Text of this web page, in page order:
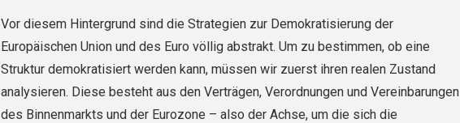
Vor diesem Hintergrund sind die Strategien zur Demokratisierung der
Europäischen Union und des Euro völlig abstrakt. Um zu bestimmen, ob eine
Struktur demokratisiert werden kann, müssen wir zuerst ihren realen Zustand
analysieren. Diese besteht aus den Verträgen, Verordnungen und Vereinbarungen
des Binnenmarkts und der Eurozone – also der Achse, um die sich die